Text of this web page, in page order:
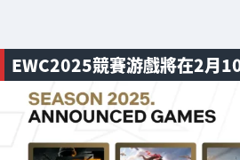
EWC2025競賽游戲將在2月